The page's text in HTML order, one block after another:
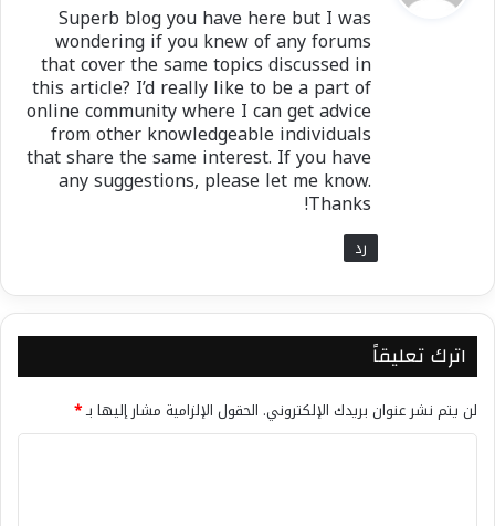
ل
Superb blog you have here but I was
wondering if you knew of any forums
that cover the same topics discussed in
this article? I’d really like to be a part of
online community where I can get advice
from other knowledgeable individuals
that share the same interest. If you have
any suggestions, please let me know.
Thanks!
رد
اترك تعليقاً
لن يتم نشر عنوان بريدك الإلكتروني. الحقول الإلزامية مشار إليها بـ*